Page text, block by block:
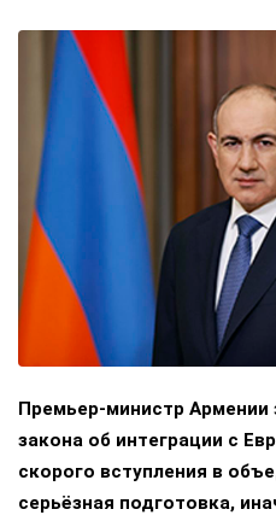
Премьер-министр Армении
закона об интеграции с
скорого вступления в
серьёзная подготовка,